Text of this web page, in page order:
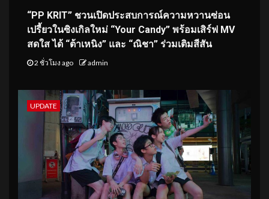
“PP KRIT” ชวนเปิดประสบการณ์ความหวานซ่อน
เปรี้ยวในซิงเกิลใหม่ “Your Candy” พร้อมเสิร์ฟ MV
สดใส ได้ “ต้าเหนิง” และ “ณิชา” ร่วมเติมสีสัน
2 ชั่วโมง ago admin
UPDATE